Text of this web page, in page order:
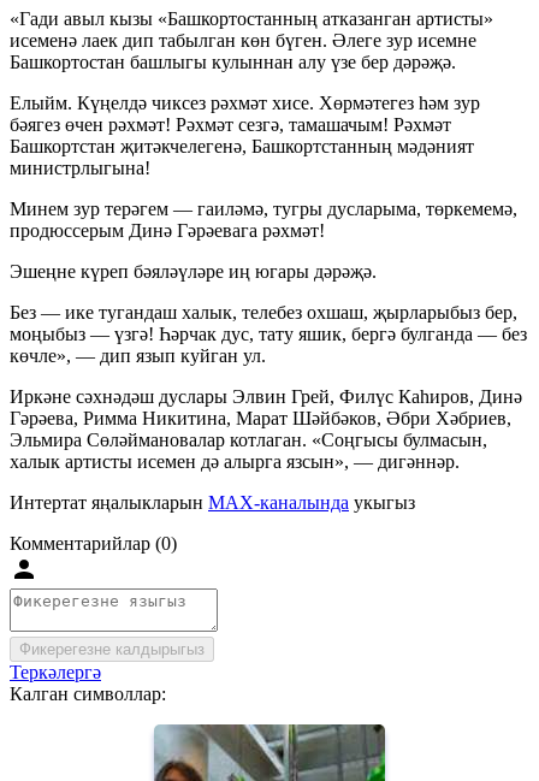
«Гади авыл кызы «Башкортостанның атказанган артисты»
исеменә лаек дип табылган көн бүген. Әлеге зур исемне
Башкортостан башлыгы кулыннан алу үзе бер дәрәҗә.
Елыйм. Күңелдә чиксез рәхмәт хисе. Хөрмәтегез һәм зур
бәягез өчен рәхмәт! Рәхмәт сезгә, тамашачым! Рәхмәт
Башкортстан җитәкчелегенә, Башкортстанның мәдәният
министрлыгына!
Минем зур терәгем — гаиләмә, тугры дусларыма, төркемемә,
продюссерым Динә Гәрәевага рәхмәт!
Эшеңне күреп бәяләүләре иң югары дәрәҗә.
Без — ике тугандаш халык, телебез охшаш, җырларыбыз бер,
моңыбыз — үзгә! Һәрчак дус, тату яшик, бергә булганда — без
көчле», — дип язып куйган ул.
Иркәне сәхнәдәш дуслары Элвин Грей, Филүс Каһиров, Динә
Гәрәева, Римма Никитина, Марат Шәйбәков, Әбри Хәбриев,
Эльмира Сөләймановалар котлаган. «Соңгысы булмасын,
халык артисты исемен дә алырга язсын», — дигәннәр.
Интертат яңалыкларын MAX-каналында укыгыз
Комментарийлар (0)
Фикерегезне калдырыгыз
Теркәлергә
Калган символлар: